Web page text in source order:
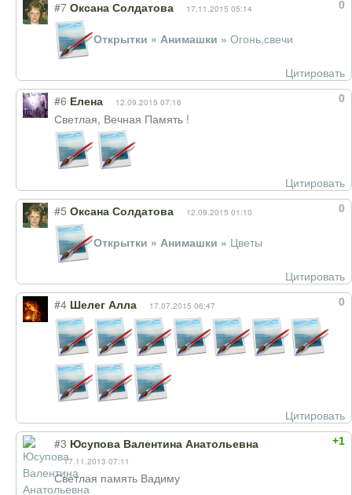
0
#7 Оксана Солдатова 17.11.2015 05:14
Открытки » Анимашки » Огонь,свечи
Цитировать
0
#6 Елена 12.09.2015 07:16
Светлая, Вечная Память !
Цитировать
0
#5 Оксана Солдатова 12.09.2015 01:10
Открытки » Анимашки » Цветы
Цитировать
0
#4 Шелег Алла 17.07.2015 06:47
Цитировать
+1
#3 Юсупова Валентина Анатольевна
17.11.2013 07:11
Светлая память Вадиму